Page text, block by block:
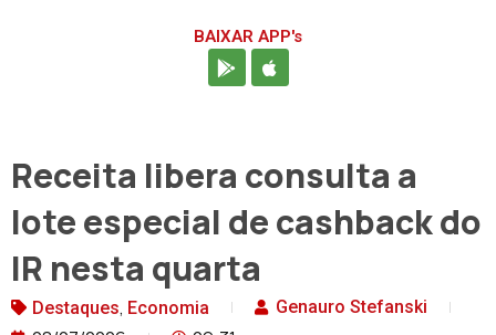
BAIXAR APP's
Receita libera consulta a
lote especial de cashback do
IR nesta quarta
Destaques, Economia Genauro Stefanski